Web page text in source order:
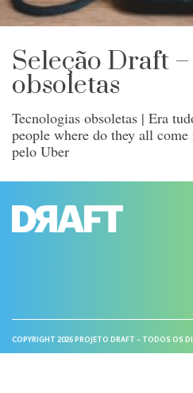
Seleção Draft
obsoletas
Tecnologias obsoletas | Era
people where do they all
pelo Uber
COPYRIGHT 2026 PROJETO DRAFT – TODOS OS